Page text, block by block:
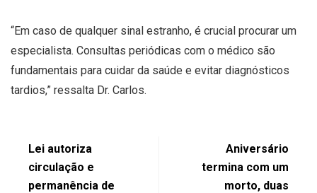
“Em caso de qualquer sinal estranho, é crucial procurar um
especialista. Consultas periódicas com o médico são
fundamentais para cuidar da saúde e evitar diagnósticos
tardios,” ressalta Dr. Carlos.
Lei autoriza
circulação e
permanência de
Aniversário
termina com um
morto, duas